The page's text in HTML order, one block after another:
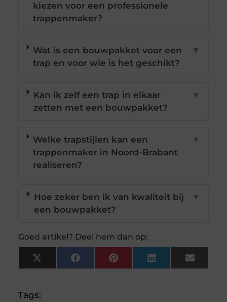
kiezen voor een professionele
trappenmaker?
Wat is een bouwpakket voor een
trap en voor wie is het geschikt?
▼
Kan ik zelf een trap in elkaar
zetten met een bouwpakket?
▼
Welke trapstijlen kan een
trappenmaker in Noord-Brabant
realiseren?
▼
Hoe zeker ben ik van kwaliteit bij
een bouwpakket?
▼
Goed artikel? Deel hem dan op:
X
(Twitter)
FacebookPinterestLinkedInEmail
Tags: